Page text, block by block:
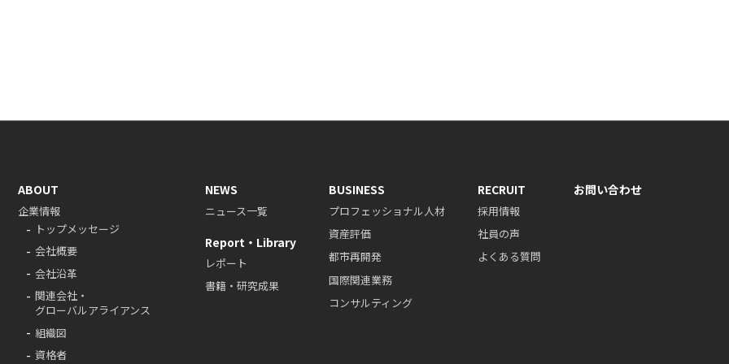
ABOUT
企業情報
トップメッセージ
会社概要
会社沿革
関連会社・
グローバルアライアンス
組織図
資格者
NEWS
ニュース一覧
Report・Library
レポート
書籍・研究成果
BUSINESS
プロフェッショナル人材
資産評価
都市再開発
国際関連業務
コンサルティング
RECRUIT
採用情報
社員の声
よくある質問
お問い合わせ